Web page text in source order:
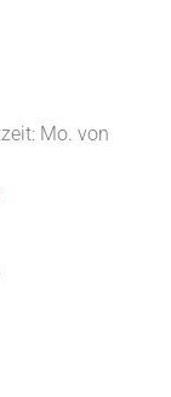
Mo. von